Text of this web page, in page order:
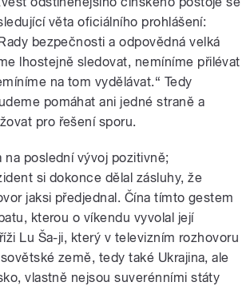
věta oficiálního prohlášení:
bezpečnosti a odpovědná velká
lhostejně sledovat, nemíníme přilévat
na tom vydělávat.“ Tedy
pomáhat ani jedné straně a
pro řešení sporu.
na poslední vývoj pozitivně;
si dokonce dělal zásluhy, že
jaksi předjednal. Čína tímto gestem
kterou o víkendu vyvolal její
Lu Ša-ji, který v televizním rozhovoru
země, tedy také Ukrajina, ale
vlastně nejsou suverénními státy